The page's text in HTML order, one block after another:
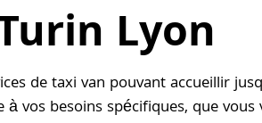
Lyon
de taxi van pouvant accueillir
vos besoins spécifiques, que vous